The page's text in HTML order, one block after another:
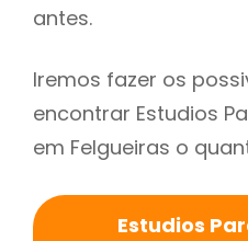
antes.
Iremos fazer os
encontrar Estudios
em Felgueiras o
Estudios